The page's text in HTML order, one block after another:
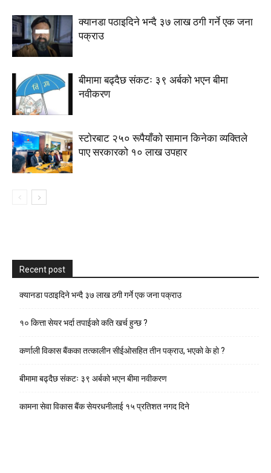
क्यानडा पठाइदिने भन्दै ३७ लाख ठगी गर्ने एक जना
पक्राउ
बीमामा बढ्दैछ संकटः ३९ अर्बको भएन बीमा
नवीकरण
स्टाेरबाट २५० रूपैयाँको सामान किनेका व्यक्तिले
पाए सरकारको १० लाख उपहार
Recent post
क्यानडा पठाइदिने भन्दै ३७ लाख ठगी गर्ने एक जना पक्राउ
१० कित्ता सेयर भर्दा तपाईको कति खर्च हुन्छ ?
कर्णाली विकास बैंकका तत्कालीन सीईओसहित तीन पक्राउ, भएकाे के हाे ?
बीमामा बढ्दैछ संकटः ३९ अर्बको भएन बीमा नवीकरण
कामना सेवा विकास बैंक सेयरधनीलाई १५ प्रतिशत नगद दिने